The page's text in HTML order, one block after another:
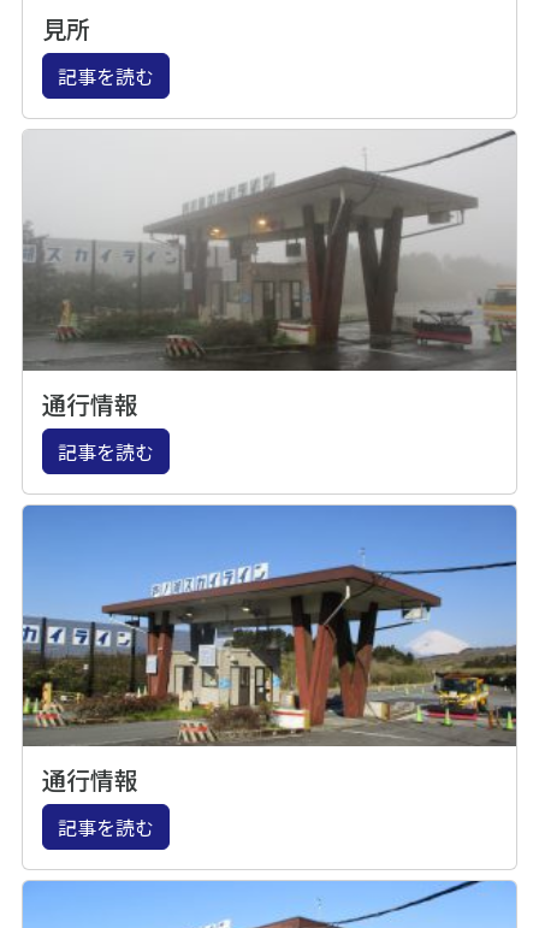
見所
記事を読む
通行情報
記事を読む
通行情報
記事を読む